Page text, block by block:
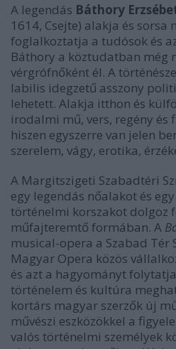
A legendás Báthory
1614, Csejte) alakja és sorsa
foglalkoztatja a tudósok és
Báthory a köztudatban még
vérgrófnőként él. A
labilis idegzetű asszony
lehetett. Alakja itthon és
irodalmi mű, vers, regény
hiszen egyszerre van jelen
szerelem, vágy, erotika,
A Margitszigeti Szabadtéri
egy legendás nőalakot és
történelmi korszakot dolgoz
műfajteremtő formában. A
musical-opera a Szabad Tér
Magyar Opera közös
és azt a hagyományt
történelem és kultúra
kortárs magyar szerzők új
művészi eszközökkel a
valós történelmi személyek